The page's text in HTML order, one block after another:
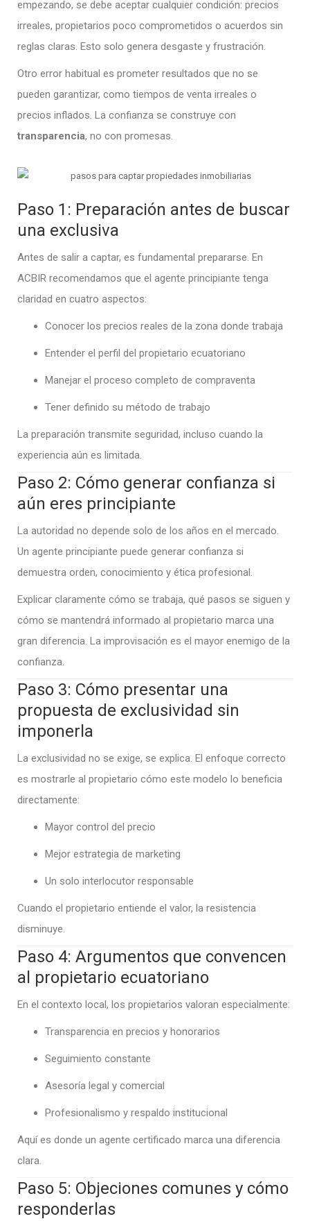
empezando, se debe aceptar cualquier condición: precios
irreales, propietarios poco comprometidos o acuerdos sin
reglas claras. Esto solo genera desgaste y frustración.
Otro error habitual es prometer resultados que no se
pueden garantizar, como tiempos de venta irreales o
precios inflados. La confianza se construye con
transparencia, no con promesas.
Paso 1: Preparación antes de buscar
una exclusiva
Antes de salir a captar, es fundamental prepararse. En
ACBIR recomendamos que el agente principiante tenga
claridad en cuatro aspectos:
Conocer los precios reales de la zona donde trabaja
Entender el perfil del propietario ecuatoriano
Manejar el proceso completo de compraventa
Tener definido su método de trabajo
La preparación transmite seguridad, incluso cuando la
experiencia aún es limitada.
Paso 2: Cómo generar confianza si
aún eres principiante
La autoridad no depende solo de los años en el mercado.
Un agente principiante puede generar confianza si
demuestra orden, conocimiento y ética profesional.
Explicar claramente cómo se trabaja, qué pasos se siguen y
cómo se mantendrá informado al propietario marca una
gran diferencia. La improvisación es el mayor enemigo de la
confianza.
Paso 3: Cómo presentar una
propuesta de exclusividad sin
imponerla
La exclusividad no se exige, se explica. El enfoque correcto
es mostrarle al propietario cómo este modelo lo beneficia
directamente:
Mayor control del precio
Mejor estrategia de marketing
Un solo interlocutor responsable
Cuando el propietario entiende el valor, la resistencia
disminuye.
Paso 4: Argumentos que convencen
al propietario ecuatoriano
En el contexto local, los propietarios valoran especialmente:
Transparencia en precios y honorarios
Seguimiento constante
Asesoría legal y comercial
Profesionalismo y respaldo institucional
Aquí es donde un agente certificado marca una diferencia
clara.
Paso 5: Objeciones comunes y cómo
responderlas